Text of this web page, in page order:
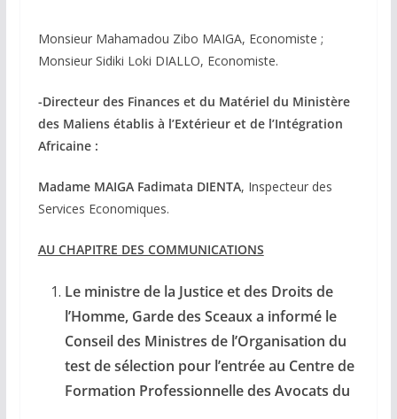
Monsieur Mahamadou Zibo MAIGA, Economiste ;
Monsieur Sidiki Loki DIALLO, Economiste.
-Directeur des Finances et du Matériel du Ministère
des Maliens établis à l’Extérieur et de l’Intégration
Africaine :
Madame MAIGA Fadimata DIENTA, Inspecteur des
Services Economiques.
AU CHAPITRE DES COMMUNICATIONS
Le ministre de la Justice et des Droits de
l’Homme, Garde des Sceaux a informé le
Conseil des Ministres de l’Organisation du
test de sélection pour l’entrée au Centre de
Formation Professionnelle des Avocats du